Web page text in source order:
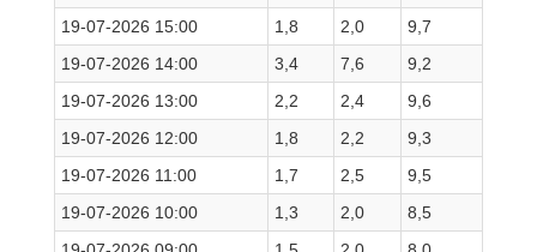
19-07-2026 15:00
1,8 2,0
9,7
19-07-2026 14:00
3,4 7,6
9,2
19-07-2026 13:00
2,2 2,4
9,6
19-07-2026 12:00
1,8 2,2
9,3
19-07-2026 11:00
1,7 2,5
9,5
19-07-2026 10:00
1,3 2,0
8,5